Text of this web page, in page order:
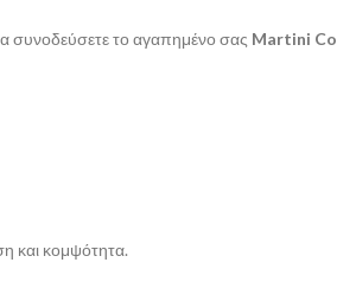
να συνοδεύσετε το αγαπημένο σας Martini
και κομψότητα.